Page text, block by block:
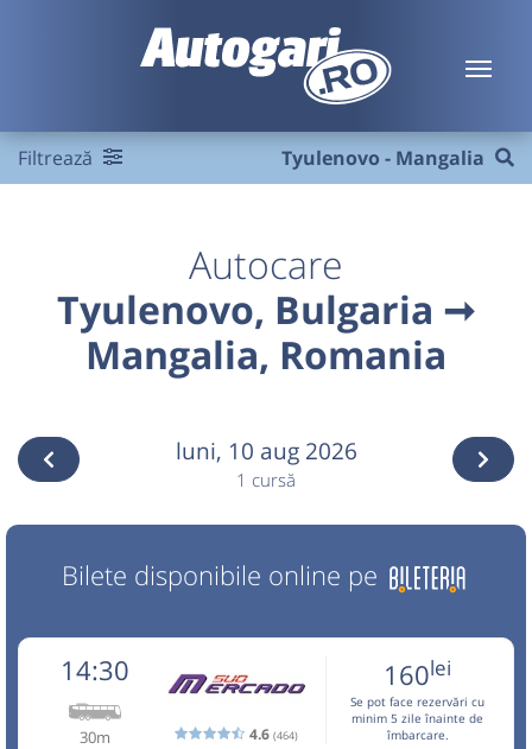
Filtrează Tyulenovo - Mangalia
Autocare
Tyulenovo, Bulgaria ➞
Mangalia, Romania
luni, 10 aug 2026
1 cursă
Bilete disponibile online pe
14:30
30m 4.6 (464)
160lei
Se pot face rezervări cu
minim 5 zile înainte de
îmbarcare.